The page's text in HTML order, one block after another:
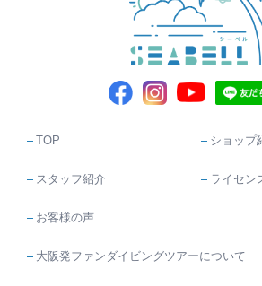
TOP ショップ
スタッフ紹介 ライセン
お客様の声
大阪発ファンダイビングツアーについて